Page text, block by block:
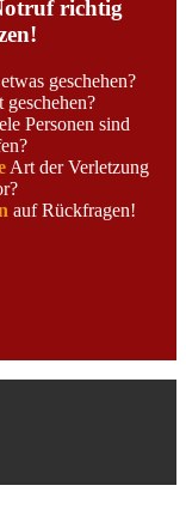
richtig
geschehen?
geschehen?
Personen sind
Art der Verletzung
auf Rückfragen!